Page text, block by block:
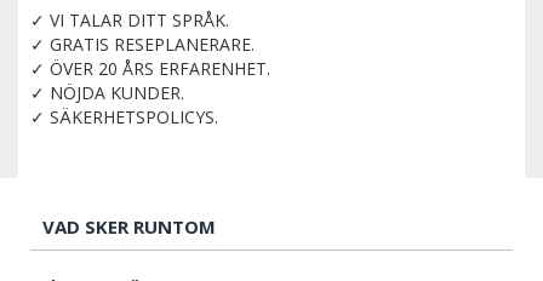
✓ VI TALAR DITT SPRÅK.
✓ GRATIS RESEPLANERARE.
✓ ÖVER 20 ÅRS ERFARENHET.
✓ NÖJDA KUNDER.
✓ SÄKERHETSPOLICYS.
VAD SKER RUNTOM